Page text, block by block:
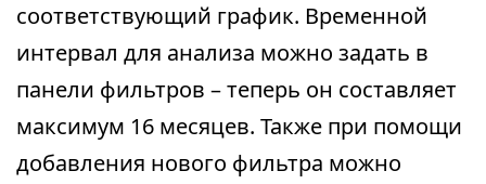
соответствующий график. Временной
интервал для анализа можно задать в
панели фильтров – теперь он составляет
максимум 16 месяцев. Также при помощи
добавления нового фильтра можно